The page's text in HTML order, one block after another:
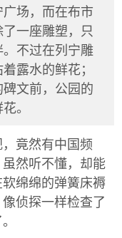
场，而在布市
一座雕塑，只
不过在列宁雕
露水的鲜花；
文前，公园的
。
竟然有中国频
然听不懂，却能
绵绵的弹簧床褥
侦探一样检查了